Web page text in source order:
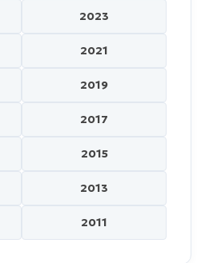
2023
2021
2019
2017
2015
2013
2011